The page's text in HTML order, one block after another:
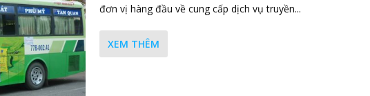
đơn vị hàng đầu về cung cấp dịch vụ truyền...
XEM THÊM